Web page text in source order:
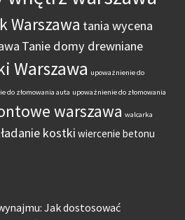
Warszawa tania wycena
Tanie domy drewniane
Warszawa upoważnienie do
do złomowania auta upoważnienie do złomowania
warszawa walcarka
kostki wiercenie betonu
Jak dostosować